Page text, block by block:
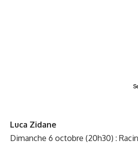
Luca Zidane
Dimanche 6 octobre (20h30) :